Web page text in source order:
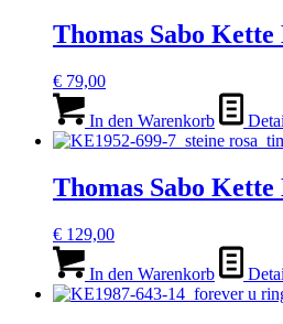
gewählt
werden
auf.
können
auf
der
gewählt
werden
Thomas Sabo Kette
€ 79,00
In den Warenkorb
Thomas Sabo
€ 129,00
In den Warenkorb